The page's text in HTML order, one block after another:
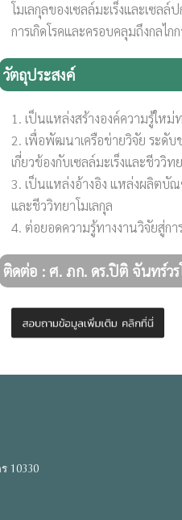
โมเลกุลของเซลล์มะเร็งและเซล
การเกิดโรคและครอบคลุมถึงกลไก
วัตถุประสงค์
1. เป็นแหล่งสร้างองค์ความรู้ใหม่
2. เพื่อพัฒนาเครือข่ายวิจัย ระดับ
เกี่ยวข้องกับเซลล์มะเร็งและชีววิท
3. เป็นแหล่งอ้างอิง แหล่งผลิตบั
และชีววิทยาโมเลกุล
4. ต่อยอดความรู้ทางงานวิจัยสู่
ติดต่อ : ศ. ภก. ดร.ปิติ จันทร์ว
10330